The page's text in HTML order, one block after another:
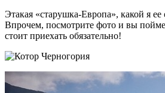
Этакая «старушка-Европа», какой я ее
Впрочем, посмотрите фото и вы
стоит приехать обязательно!